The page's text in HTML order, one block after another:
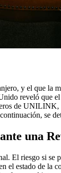
y el que
reveló que
de
se
una
El riesgo si
el estado de